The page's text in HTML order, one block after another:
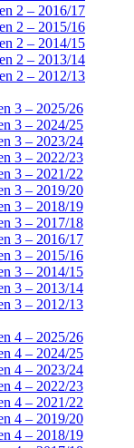
2 – 2016/17
2 – 2015/16
2 – 2014/15
2 – 2013/14
2 – 2012/13
3 – 2025/26
3 – 2024/25
3 – 2023/24
3 – 2022/23
3 – 2021/22
3 – 2019/20
3 – 2018/19
3 – 2017/18
3 – 2016/17
3 – 2015/16
3 – 2014/15
3 – 2013/14
3 – 2012/13
4 – 2025/26
4 – 2024/25
4 – 2023/24
4 – 2022/23
4 – 2021/22
4 – 2019/20
4 – 2018/19